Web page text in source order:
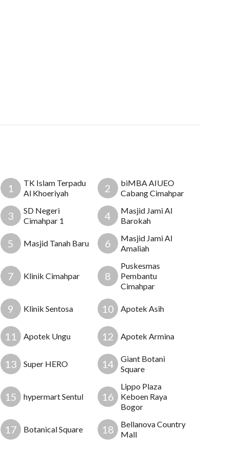
1
TK Islam Terpadu
Al Khoeriyah
2
biMBA AIUEO
Cabang Cimahpar
3
SD Negeri
Cimahpar 1
4
Masjid Jami Al
Barokah
5 Masjid Tanah Baru 6
Masjid Jami Al
Amaliah
7 Klinik Cimahpar 8
Puskesmas
Pembantu
Cimahpar
9 Klinik Sentosa 10 Apotek Asih
11 Apotek Ungu 12 Apotek Armina
13 Super HERO 14
Giant Botani
Square
15 hypermart Sentul 16
Lippo Plaza
Keboen Raya
Bogor
17 Botanical Square 18
Bellanova Country
Mall